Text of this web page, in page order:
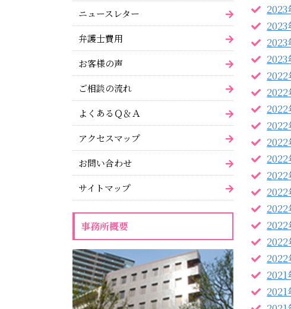
ニュースレター
弁護士費用
お客様の声
ご相談の流れ
よくあるＱ＆Ａ
アクセスマップ
お問い合わせ
サイトマップ
事務所概要
2023
2023
2023
2023
2022
2022
2022
2022
2022
2022
2022
2022
2022
2022
2022
2022
2021
2021